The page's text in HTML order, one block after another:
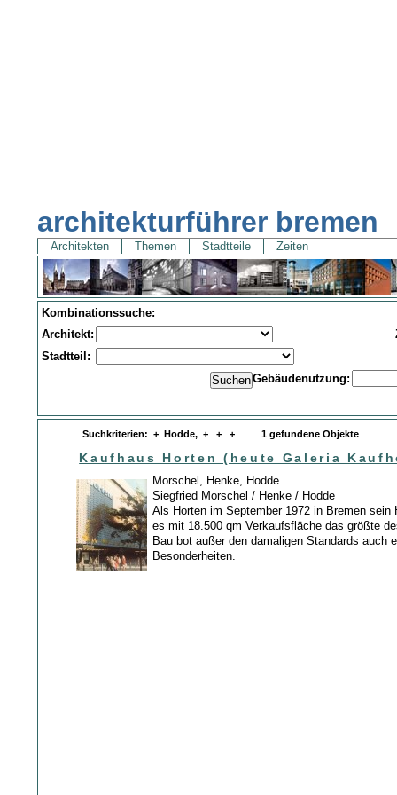
architekturführer bremen
Architekten Themen Stadtteile Zeiten
Kombinationssuche:
Architekt:
Stadtteil:
Gebäudenutzung:
Suchkriterien: + Hodde, + + + 1 gefundene Objekte
Kaufhaus Horten (heute Galeria
Morschel, Henke, Hodde
Siegfried Morschel / Henke / Hodde
Als Horten im September 1972 in Bremen sein
es mit 18.500 qm Verkaufsfläche das größte
Bau bot außer den damaligen Standards auch
Besonderheiten.